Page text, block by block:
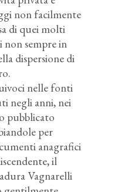
non facilmente
di quei molti
sempre in
dispersione di
nelle fonti
negli anni, nei
pubblicato
per
anagrafici
il
Vagnarelli